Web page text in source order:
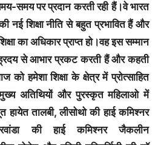
समय पर प्रदान करती रही हैं।वे भारत
नई शिक्षा नीति से बहुत प्रभावित हैं और
का अधिकार प्राप्त हो।वह इस सम्मान
से आभार प्रकट करती हैं और कहती
को हमेशा शिक्षा के क्षेत्र में प्रोत्साहित
अतिथियों और पुरस्कृत महिलाओ में
हायेत तालबी, लीसोथो की हाई कमिश्नर
की हाई कमिश्नर जैकलीन